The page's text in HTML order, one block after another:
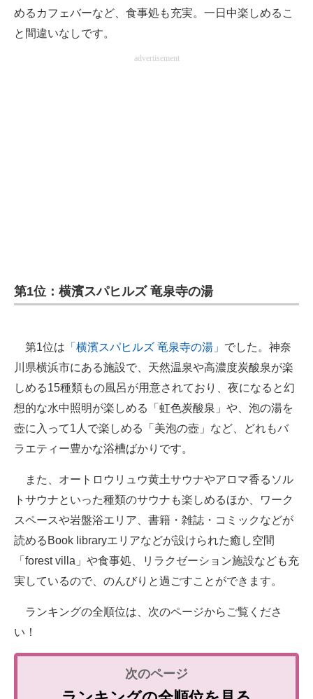
めるカフェバーなど、食事処も充実。一日中楽しめるこ
と間違いなしです。
advertisement
第1位：横濱スパヒルズ 竜泉寺の湯
第1位は 「横濱スパヒルズ 竜泉寺の湯」 でした。神奈
川県横浜市にある施設で、天然温泉や高濃度炭酸泉が楽
しめる15種類もの風呂が用意されており、夜になると幻
想的な水中照明が楽しめる「虹色炭酸泉」や、泡の湯を
壺に入って1人で楽しめる「美泡の壺」など、どれもバ
ラエティー豊かな浴槽ばかりです。
また、オートロウリュウ黄土サウナやアロマ香るソル
トサウナといった種類のサウナも楽しめるほか、ワーク
スペースや岩盤浴エリア、書籍・雑誌・コミックなどが
読めるBook libraryエリアなどが設けられた癒し空間
「forest villa」や食事処、リラクゼーション施設なども充
実しているので、のんびりと過ごすことができます。
ランキングの全順位は、次のページからご覧くださ
い！